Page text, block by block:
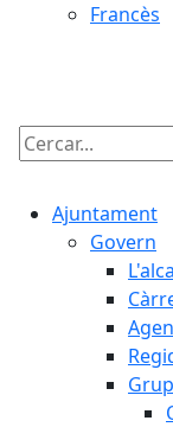
Francès
Cercar:
Ajuntament
Govern